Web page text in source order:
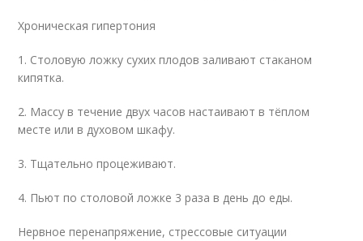
Хроническая гипертония
1. Столовую ложку сухих плодов заливают стаканом
кипятка.
2. Массу в течение двух часов настаивают в тёплом
месте или в духовом шкафу.
3. Тщательно процеживают.
4. Пьют по столовой ложке 3 раза в день до еды.
Нервное перенапряжение, стрессовые ситуации